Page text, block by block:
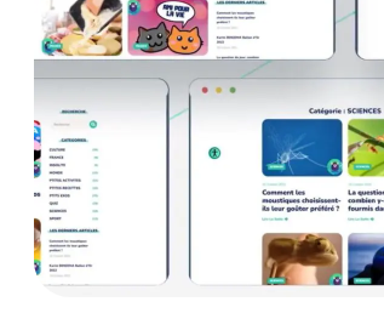
ACCUEIL SITE
INTERNET
TOUT SUPPORT